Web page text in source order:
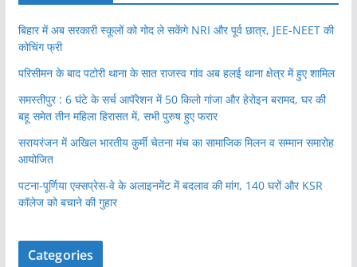
बिहार में अब सरकारी स्कूलों को गोद ले सकेंगे NRI और पूर्व छात्र, JEE-NEET की
कोचिंग फ्री
परिसीमन के बाद पटोरी थाना के सात राजस्व गांव अब हलई थाना क्षेत्र में हुए शामिल
समस्तीपुर : 6 घंटे के सर्च आपॅरेशन में 50 किलो गांजा और हेरोइन बरामद, घर की
बहू समेत तीन महिला हिरासत में, सभी पुरुष हुए फरार
सरायरंजन में अखिल भारतीय कुर्मी चेतना मंच का सामाजिक मिलन व सम्मान समारोह
आयोजित
पटना-पूर्णिया एक्सप्रेस-वे के अलाइनमेंट में बदलाव की मांग, 140 घरों और KSR
कॉलेज को बचाने की गुहार
Categories